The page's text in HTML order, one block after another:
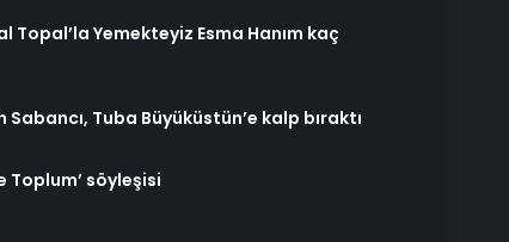
Topal’la Yemekteyiz Esma Hanım kaç
Sabancı, Tuba Büyüküstün’e kalp bıraktı
Toplum’ söyleşisi